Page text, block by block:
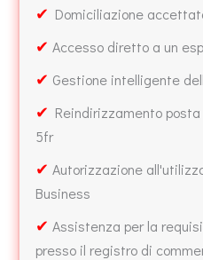
✔ Domiciliazione
✔ Accesso diretto a un
✔ Gestione intelligente
✔ Reindirizzamento
5fr
✔ Autorizzazione
Business
✔ Assistenza per la
presso il registro di